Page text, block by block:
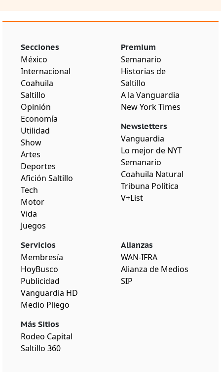
Secciones
México
Internacional
Coahuila
Saltillo
Opinión
Economía
Utilidad
Show
Artes
Deportes
Afición Saltillo
Tech
Motor
Vida
Juegos
Premium
Semanario
Historias de
Saltillo
A la Vanguardia
New York Times
Newsletters
Vanguardia
Lo mejor de NYT
Semanario
Coahuila Natural
Tribuna Política
V+List
Servicios
Membresía
HoyBusco
Publicidad
Vanguardia HD
Medio Pliego
Más Sitios
Rodeo Capital
Saltillo 360
Alianzas
WAN-IFRA
Alianza de Medios
SIP